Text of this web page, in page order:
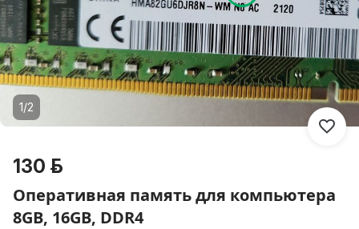
1/2
130 р.
Оперативная память для компьютера
8GB, 16GB, DDR4